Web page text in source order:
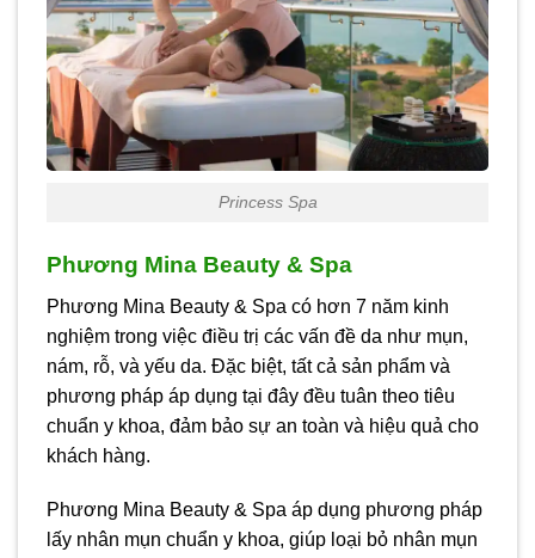
Princess Spa
Phương Mina Beauty & Spa
Phương Mina Beauty & Spa có hơn 7 năm kinh
nghiệm trong việc điều trị các vấn đề da như mụn,
nám, rỗ, và yếu da. Đặc biệt, tất cả sản phẩm và
phương pháp áp dụng tại đây đều tuân theo tiêu
chuẩn y khoa, đảm bảo sự an toàn và hiệu quả cho
khách hàng.
Phương Mina Beauty & Spa áp dụng phương pháp
lấy nhân mụn chuẩn y khoa, giúp loại bỏ nhân mụn